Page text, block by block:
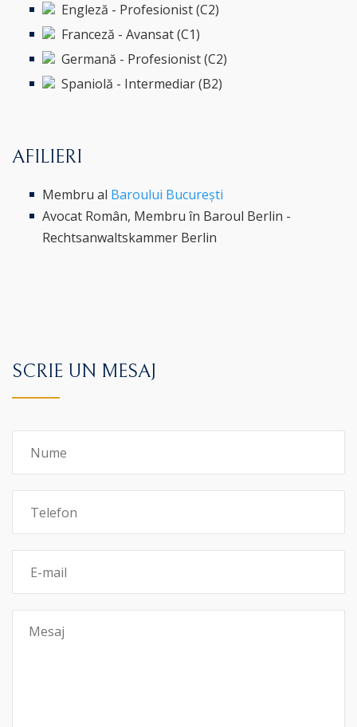
Engleză - Profesionist (C2)
Franceză - Avansat (C1)
Germană - Profesionist (C2)
Spaniolă - Intermediar (B2)
AFILIERI
Membru al Baroului București
Avocat Român, Membru în Baroul Berlin -
Rechtsanwaltskammer Berlin
SCRIE UN MESAJ